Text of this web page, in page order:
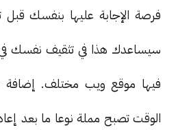
فرصة الإجابة عليها بنفسك قبل
سيساعدك هذا في تثقيف نفسك
فيها موقع ويب مختلف. إضافة
الوقت تصبح مملة نوعا ما بعد